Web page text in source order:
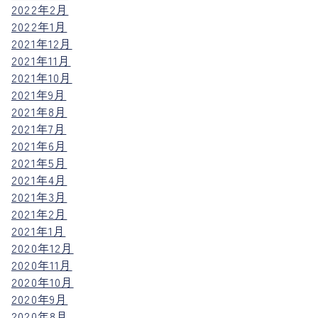
2022年2月
2022年1月
2021年12月
2021年11月
2021年10月
2021年9月
2021年8月
2021年7月
2021年6月
2021年5月
2021年4月
2021年3月
2021年2月
2021年1月
2020年12月
2020年11月
2020年10月
2020年9月